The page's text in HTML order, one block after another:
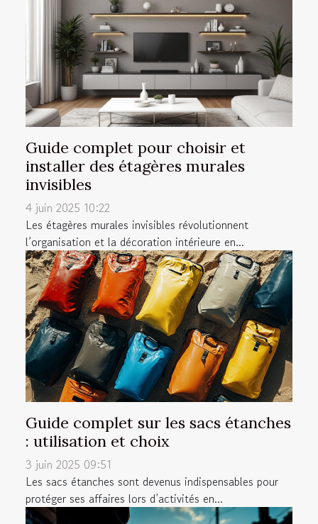
Guide complet pour choisir et
installer des étagères murales
invisibles
4 juin 2025 10:22
Les étagères murales invisibles révolutionnent
l’organisation et la décoration intérieure en...
Guide complet sur les sacs étanches
: utilisation et choix
3 juin 2025 09:51
Les sacs étanches sont devenus indispensables pour
protéger ses affaires lors d’activités en...